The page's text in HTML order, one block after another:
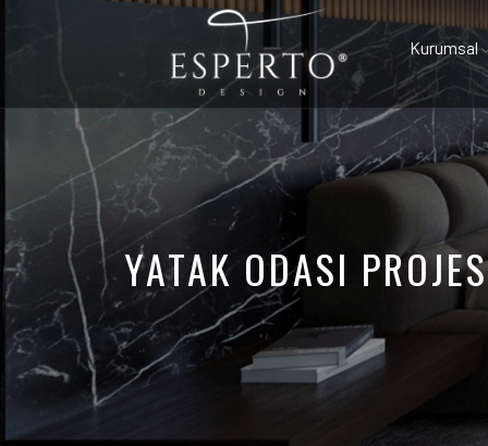
Kurumsal
YATAK ODASI